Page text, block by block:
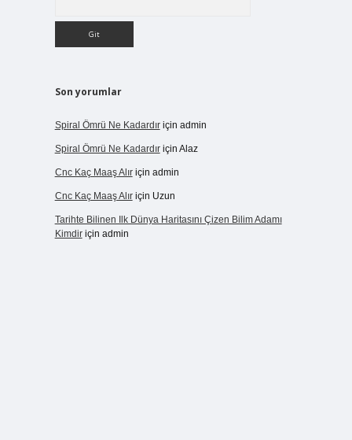
Son yorumlar
Spiral Ömrü Ne Kadardıriçin admin
Spiral Ömrü Ne Kadardıriçin Alaz
Cnc Kaç Maaş Alıriçin admin
Cnc Kaç Maaş Alıriçin Uzun
Tarihte Bilinen Ilk Dünya Haritasını Çizen Bilim Adamı
Kimdiriçin admin